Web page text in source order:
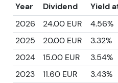
Year Dividend Yield
2026
24.00 EUR 4.56%
2025
20.00 EUR
3.32%
2024
15.00 EUR
3.54%
2023
11.60 EUR
3.43%